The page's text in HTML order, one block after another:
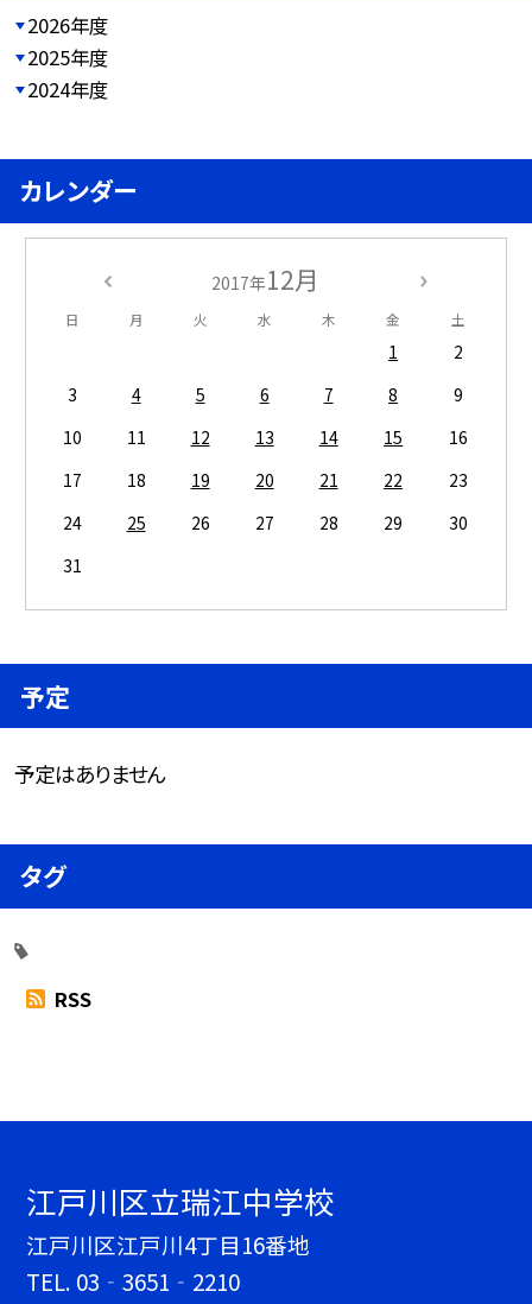
2026年度
2025年度
2024年度
カレンダー
2017年12月
日 月 火 水 木 金 土
1
2
3
4 5 6 7 8
9
10
11 12 13 14 15
16
17
18 19 20 21 22
23
24
25 26 27 28 29
30
31
予定
予定はありません
タグ
RSS
江戸川区立瑞江中学校
江戸川区江戸川4丁目16番地
TEL. 03‐3651‐2210